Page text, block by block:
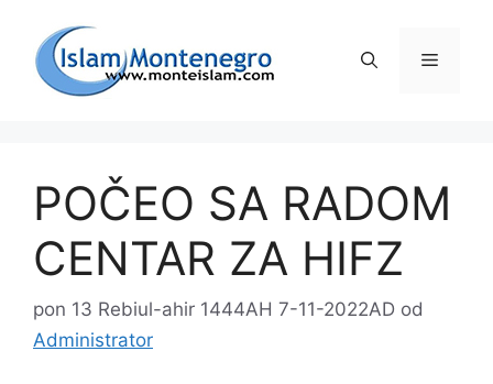
sadržaj
POČEO SA RADOM
CENTAR ZA HIFZ
pon 13 Rebiul-ahir 1444AH 7-11-2022AD od
Administrator